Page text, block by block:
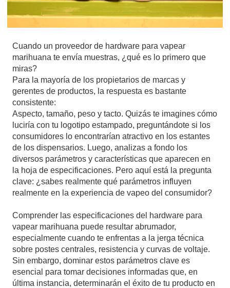
Cuando un proveedor de hardware para vapear
marihuana te envía muestras, ¿qué es lo primero que
miras?
Para la mayoría de los propietarios de marcas y
gerentes de productos, la respuesta es bastante
consistente:
Aspecto, tamaño, peso y tacto. Quizás te imagines cómo
luciría con tu logotipo estampado, preguntándote si los
consumidores lo encontrarían atractivo en los estantes
de los dispensarios. Luego, analizas a fondo los
diversos parámetros y características que aparecen en
la hoja de especificaciones. Pero aquí está la pregunta
clave: ¿sabes realmente qué parámetros influyen
realmente en la experiencia de vapeo del consumidor?
Comprender las especificaciones del hardware para
vapear marihuana puede resultar abrumador,
especialmente cuando te enfrentas a la jerga técnica
sobre postes centrales, resistencia y curvas de voltaje.
Sin embargo, dominar estos parámetros clave es
esencial para tomar decisiones informadas que, en
última instancia, determinarán el éxito de tu producto en